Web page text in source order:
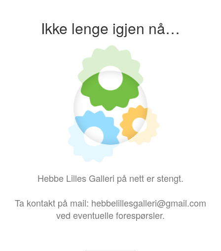
Ikke lenge igjen nå…
Hebbe Lilles Galleri på nett er stengt.
Ta kontakt på mail: hebbelillesgalleri@gmail.com
ved eventuelle forespørsler.